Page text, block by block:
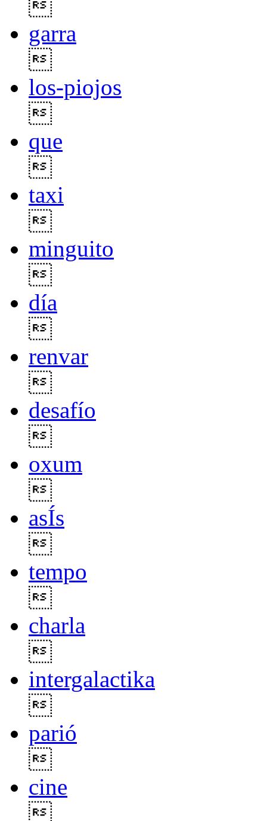
garra
los-piojos
que
taxi
minguito
día
renvar
desafío
oxum
asÍs
tempo
charla
intergalactika
parió
cine